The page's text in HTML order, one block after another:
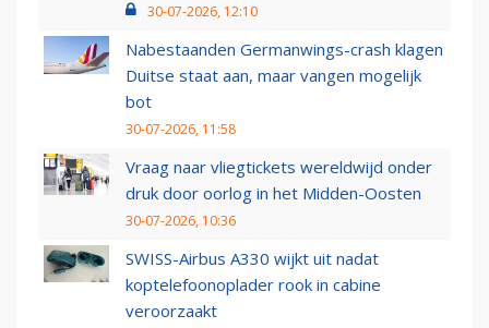
30-07-2026, 12:10
Nabestaanden Germanwings-crash klagen
Duitse staat aan, maar vangen mogelijk
bot
30-07-2026, 11:58
Vraag naar vliegtickets wereldwijd onder
druk door oorlog in het Midden-Oosten
30-07-2026, 10:36
SWISS-Airbus A330 wijkt uit nadat
koptelefoonoplader rook in cabine
veroorzaakt